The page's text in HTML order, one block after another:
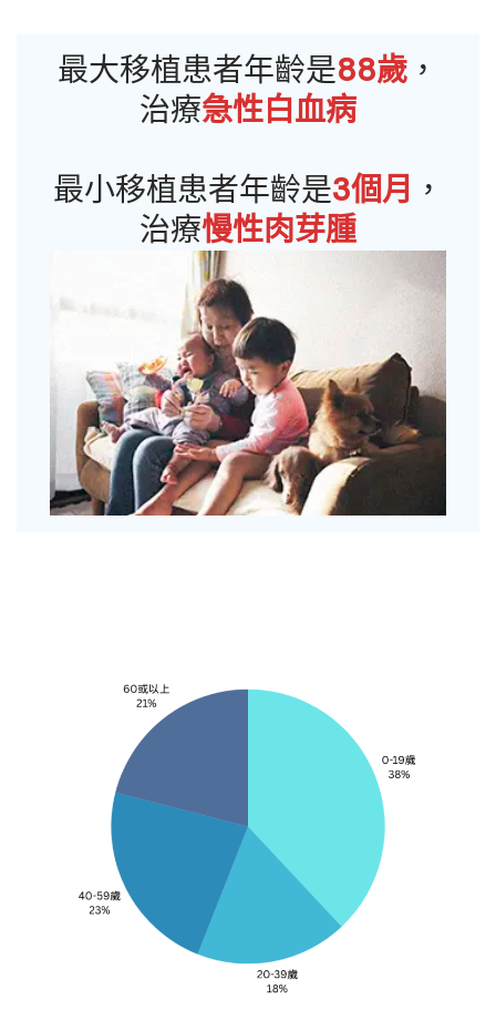
最大移植患者年齡是88歲 ，
治療急性白血病
最小移植患者年齡是3個月 ，
治療慢性肉芽腫